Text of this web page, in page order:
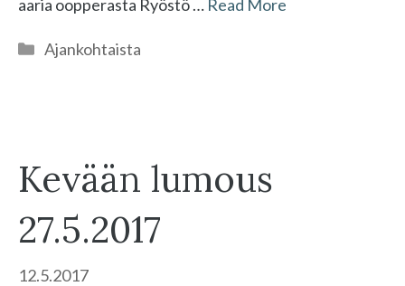
aaria oopperasta Ryöstö … Read More
Kategoriat
Ajankohtaista
Kevään lumous
27.5.2017
12.5.2017